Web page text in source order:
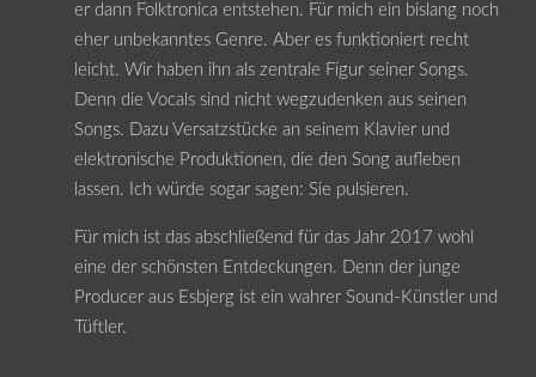
er dann Folktronica entstehen. Für mich ein bislang noch
eher unbekanntes Genre. Aber es funktioniert recht
leicht. Wir haben ihn als zentrale Figur seiner Songs.
Denn die Vocals sind nicht wegzudenken aus seinen
Songs. Dazu Versatzstücke an seinem Klavier und
elektronische Produktionen, die den Song aufleben
lassen. Ich würde sogar sagen: Sie pulsieren.
Für mich ist das abschließend für das Jahr 2017 wohl
eine der schönsten Entdeckungen. Denn der junge
Producer aus Esbjerg ist ein wahrer Sound-Künstler und
Tüftler.